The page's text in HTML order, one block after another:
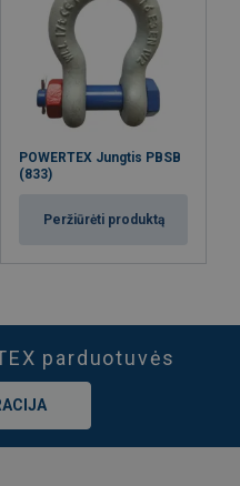
POWERTEX Jungtis PBSB
(833)
Peržiūrėti produktą
parduotuvės